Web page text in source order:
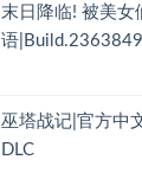
末日降临! 被美女
语
巫塔战记|官方中
DLC